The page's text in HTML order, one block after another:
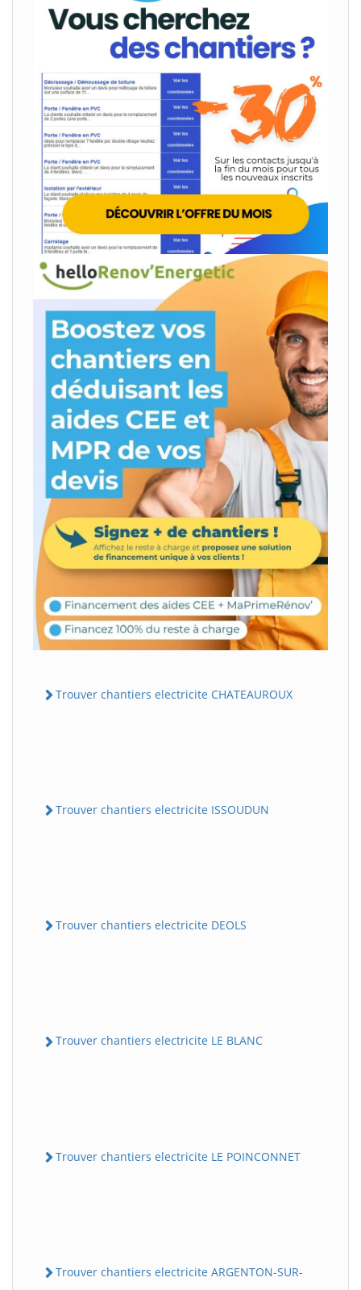
Trouver chantiers electricite CHATEAUROUX
Trouver chantiers electricite ISSOUDUN
Trouver chantiers electricite DEOLS
Trouver chantiers electricite LE BLANC
Trouver chantiers electricite LE POINCONNET
Trouver chantiers electricite ARGENTON-SUR-